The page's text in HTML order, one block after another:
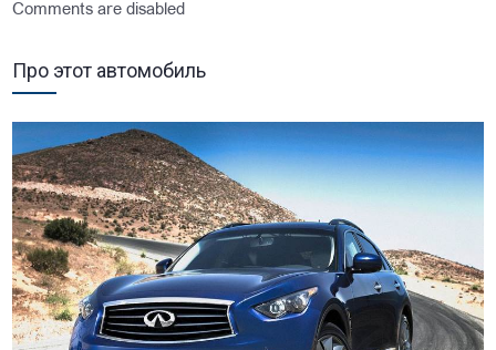
Comments are disabled
Про этот автомобиль